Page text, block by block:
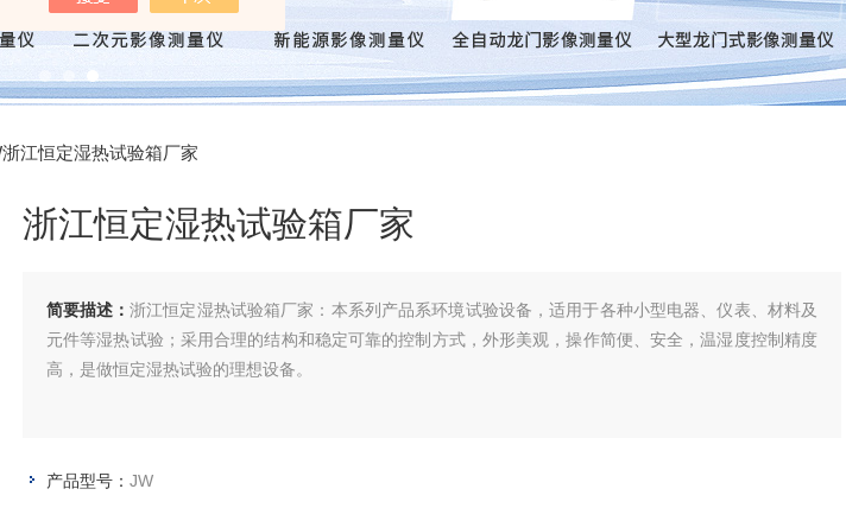
江恒定湿热试验箱厂家
浙江恒定湿热试验箱厂家
简要描述： 浙江恒定湿热试验箱厂家：本系列产品系环境试验设备，适用于各种小型电器、仪表、材料及
元件等湿热试验；采用合理的结构和稳定可靠的控制方式，外形美观，操作简便、安全，温湿度控制精度
高，是做恒定湿热试验的理想设备。
产品型号： JW